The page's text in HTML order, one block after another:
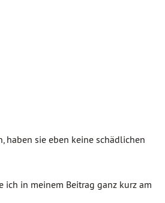
haben sie eben keine schädlichen
ich in meinem Beitrag ganz kurz am